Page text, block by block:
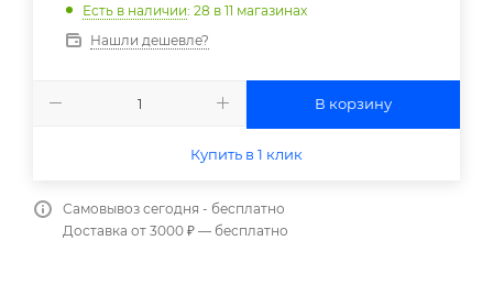
Есть в наличии: 28 в 11 магазинах
Нашли дешевле?
В корзину
Купить в 1 клик
Самовывоз сегодня - бесплатно
Доставка от 3000 ₽ — бесплатно